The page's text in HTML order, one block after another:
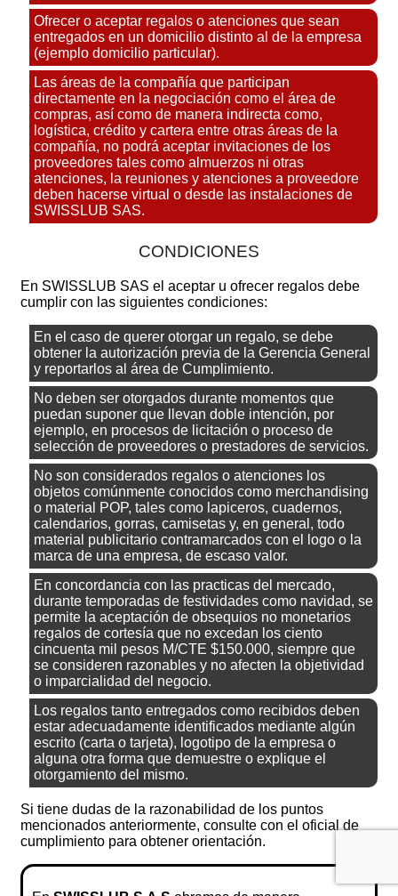
Ofrecer o aceptar regalos o atenciones que sean
entregados en un domicilio distinto al de la empresa
(ejemplo domicilio particular).
Las áreas de la compañía que participan
directamente en la negociación como el área de
compras, así como de manera indirecta como,
logística, crédito y cartera entre otras áreas de la
compañía, no podrá aceptar invitaciones de los
proveedores tales como almuerzos ni otras
atenciones, la reuniones y atenciones a proveedore
deben hacerse virtual o desde las instalaciones de
SWISSLUB SAS.
CONDICIONES
En SWISSLUB SAS el aceptar u ofrecer regalos debe
cumplir con las siguientes condiciones:
En el caso de querer otorgar un regalo, se debe
obtener la autorización previa de la Gerencia General
y reportarlos al área de Cumplimiento.
No deben ser otorgados durante momentos que
puedan suponer que llevan doble intención, por
ejemplo, en procesos de licitación o proceso de
selección de proveedores o prestadores de servicios.
No son considerados regalos o atenciones los
objetos comúnmente conocidos como merchandising
o material POP, tales como lapiceros, cuadernos,
calendarios, gorras, camisetas y, en general, todo
material publicitario contramarcados con el logo o la
marca de una empresa, de escaso valor.
En concordancia con las practicas del mercado,
durante temporadas de festividades como navidad, se
permite la aceptación de obsequios no monetarios
regalos de cortesía que no excedan los ciento
cincuenta mil pesos M/CTE $150.000, siempre que
se consideren razonables y no afecten la objetividad
o imparcialidad del negocio.
Los regalos tanto entregados como recibidos deben
estar adecuadamente identificados mediante algún
escrito (carta o tarjeta), logotipo de la empresa o
alguna otra forma que demuestre o explique el
otorgamiento del mismo.
Si tiene dudas de la razonabilidad de los puntos
mencionados anteriormente, consulte con el oficial de
cumplimiento para obtener orientación.